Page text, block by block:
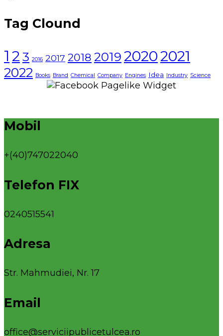
Tag Clound
1 2 3 2016 2017 2018 2019 20202021
2022 Books Brand Chemical Company Engines Idea Industry Science
Mobil
+(40)747022040
Telefon FIX
0240515541
Adresa
Str. Mahmudiei, Nr. 17
Email
office@serviciipublicetulcea.ro